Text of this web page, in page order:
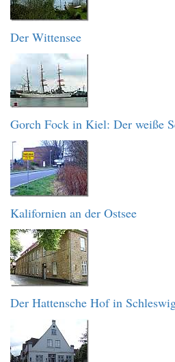
Der Wittensee
Gorch Fock in Kiel: Der weiße
Kalifornien an der Ostsee
Der Hattensche Hof in